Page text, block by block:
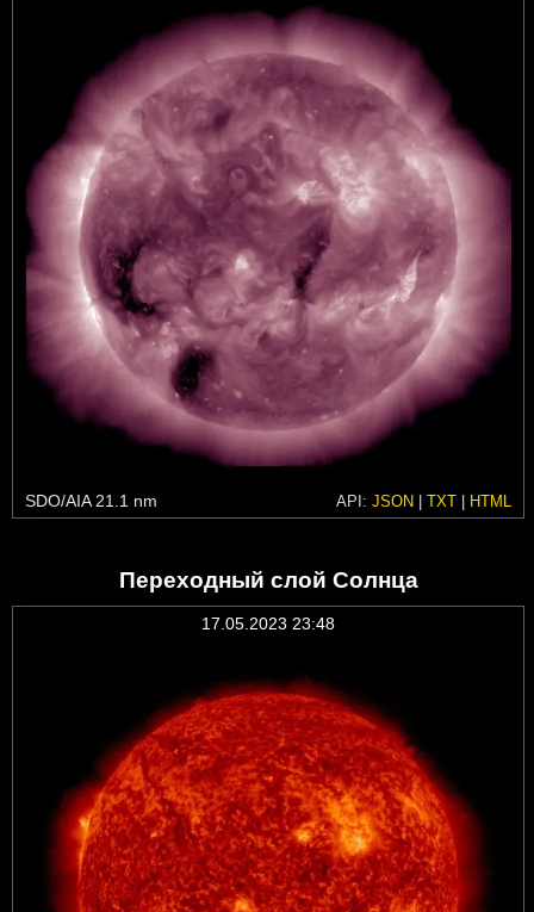
SDO/AIA 21.1 nm API: JSON | TXT | HTML
Переходный слой Солнца
17.05.2023 23:48